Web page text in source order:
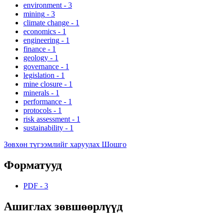
environment - 3
mining - 3
climate change - 1
economics - 1
engineering - 1
finance - 1
geology - 1
governance - 1
legislation - 1
mine closure - 1
minerals - 1
performance - 1
protocols - 1
risk assessment - 1
sustainability - 1
Зөвхөн түгээмлийг харуулах Шошго
Форматууд
PDF - 3
Ашиглах зөвшөөрлүүд